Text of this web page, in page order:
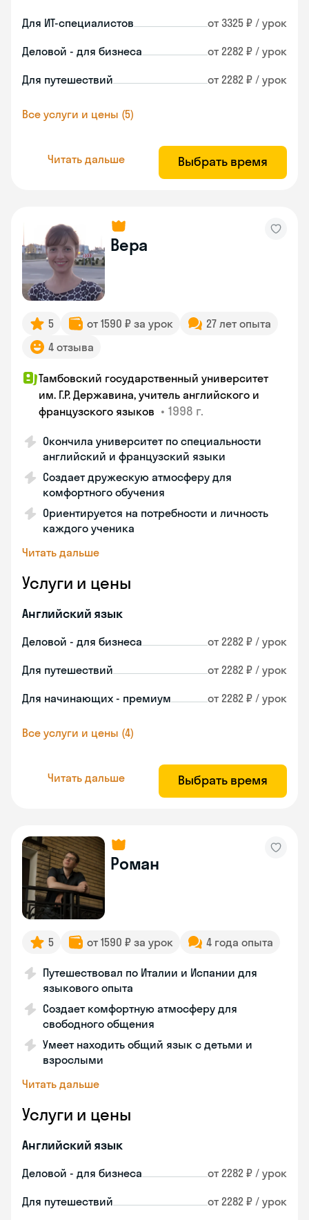
Для ИТ-специалистов от 3325 ₽ / урок
Деловой - для бизнеса от 2282 ₽ / урок
Для путешествий от 2282 ₽ / урок
Все услуги и цены (5)
Читать дальше Выбрать время
Вера
5 от 1590 ₽ за урок
27 лет опыта
4 отзыва
Тамбовский государственный университет
им. Г.Р. Державина, учитель английского и
французского языков • 1998 г.
Окончила университет по специальности
английский и французский языки
Создает дружескую атмосферу для
комфортного обучения
Ориентируется на потребности и личность
каждого ученика
Читать дальше
Услуги и цены
Английский язык
Деловой - для бизнеса от 2282 ₽ / урок
Для путешествий от 2282 ₽ / урок
Для начинающих - премиум от 2282 ₽ / урок
Все услуги и цены (4)
Читать дальше Выбрать время
Роман
5 от 1590 ₽ за урок 4 года опыта
Путешествовал по Италии и Испании для
языкового опыта
Создает комфортную атмосферу для
свободного общения
Умеет находить общий язык с детьми и
взрослыми
Читать дальше
Услуги и цены
Английский язык
Деловой - для бизнеса от 2282 ₽ / урок
Для путешествий от 2282 ₽ / урок